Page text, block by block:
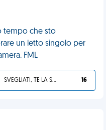
tempo che sto
un letto singolo per
FML
SVEGLIATI, TE LA SEI CERCATA! 16